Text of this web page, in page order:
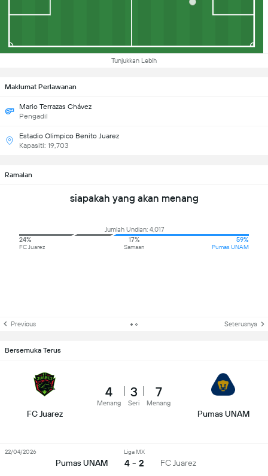
Tunjukkan Lebih
Maklumat Perlawanan
Mario Terrazas Chávez
Pengadil
Estadio Olimpico Benito Juarez
Kapasiti: 19,703
Ramalan
siapakah yang akan menang
Jumlah Undian: 4,017
24%
FC Juarez
17%
Samaan
59%
Pumas UNAM
Previous Seterusnya
Bersemuka Terus
FC Juarez
4
Menang
3
Seri
7
Menang
Pumas UNAM
Pumas UNAM
Liga MX
4 - 2 FC Juarez
22/04/2026